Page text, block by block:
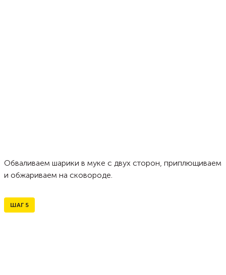
Обваливаем шарики в муке с двух сторон, приплющиваем
и обжариваем на сковороде.
ШАГ 5